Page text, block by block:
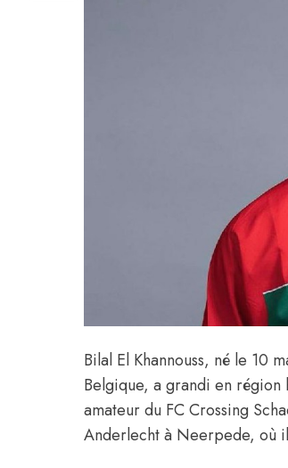
Bilal El Khannouss, né le 10
Belgique, a grandi en
amateur du FC Crossing
Anderlecht à Neerpede, où